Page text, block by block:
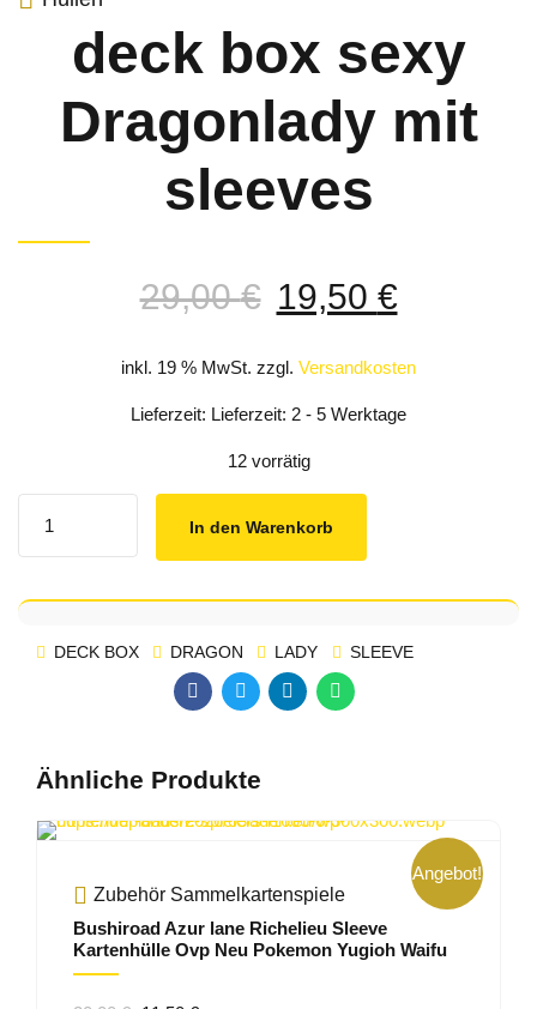
deck box sexy
Dragonlady mit
sleeves
29,00€ Ursprünglicher
war:
29,00 €
19,50 €Aktueller
ist:
19,50 €.
inkl. 19 % MwSt. zzgl. Versandkosten
Lieferzeit: Lieferzeit: 2 - 5 Werktage
12 vorrätig
In den Warenkorb
DECK BOX DRAGON LADY SLEEVE
Ähnliche Produkte
Angebot!
Zubehör Sammelkartenspiele
Bushiroad Azur lane Richelieu Sleeve
Kartenhülle Ovp Neu Pokemon Yugioh Waifu